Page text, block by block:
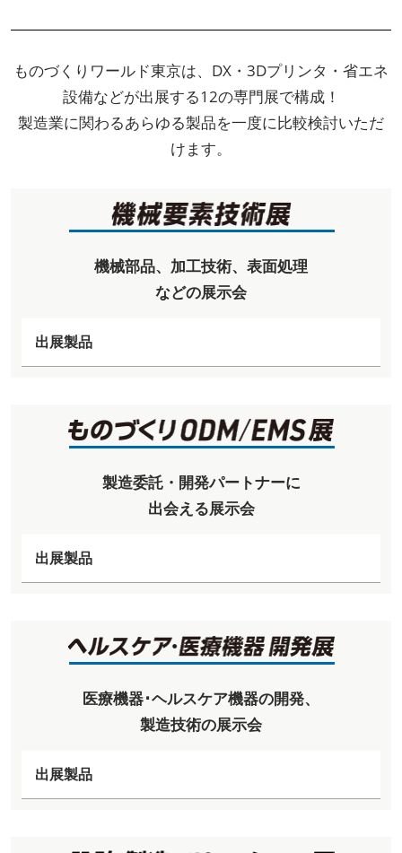
ものづくりワールド東京は、DX・3Dプリンタ・省エネ
設備などが出展する12の専門展で構成！
製造業に関わるあらゆる製品を一度に比較検討いただ
けます。
機械部品、加工技術、表面処理
などの展示会
出展製品
製造委託・開発パートナーに
出会える展示会
出展製品
医療機器･ヘルスケア機器の開発、
製造技術の展示会
出展製品